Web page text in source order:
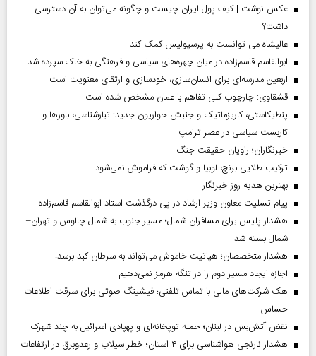
عکس نوشت | کیف پول ایران چیست و چگونه می‌توان به آن دسترسی
داشت؟
عالیشاه می توانست به پرسپولیس کمک کند
ابوالقاسم قاسم‌زاده در میان چهره‌های سیاسی و فرهنگی به خاک سپرده شد
اربعین مدرسه‌ای برای انسان‌سازی، خودسازی و ارتقای معنویت است
قشقاوی: چارچوب کلی تفاهم با عمان مشخص شده است
پنطیکاستی، کاریزماتیک و جنبش حواریون جدید: تبارشناسی، باور‌ها و
کاربست سیاسی در عصر ترامپ
خبرنگاران؛ راویان حقیقت جنگ
ترکیب طلایی برنج، لوبیا و گوشت که فراموش نمی‌شود
بهترین هدیه روز خبرنگار
پیام تسلیت معاون وزیر ارشاد در پی درگذشت استاد ابوالقاسم قاسم‌زاده
هشدار پلیس برای مسافران شمال؛ مسیر جنوب به شمال چالوس و تهران–
شمال بسته شد
هشدار متخصصان؛ هپاتیت خاموش می‌تواند به سرطان کبد برسد!
اجازه ایجاد مسیر دوم را در تنگه هرمز نمی‌دهیم
هک شرکت‌های مالی با تماس تلفنی؛ فیشینگ صوتی برای سرقت اطلاعات
حساس
نقض آتش‌بس در لبنان؛ حمله توپخانه‌ای و پهپادی اسرائیل به چند شهرک
هشدار نارنجی هواشناسی برای ۴ استان؛ خطر سیلاب و رعدوبرق در ارتفاعات